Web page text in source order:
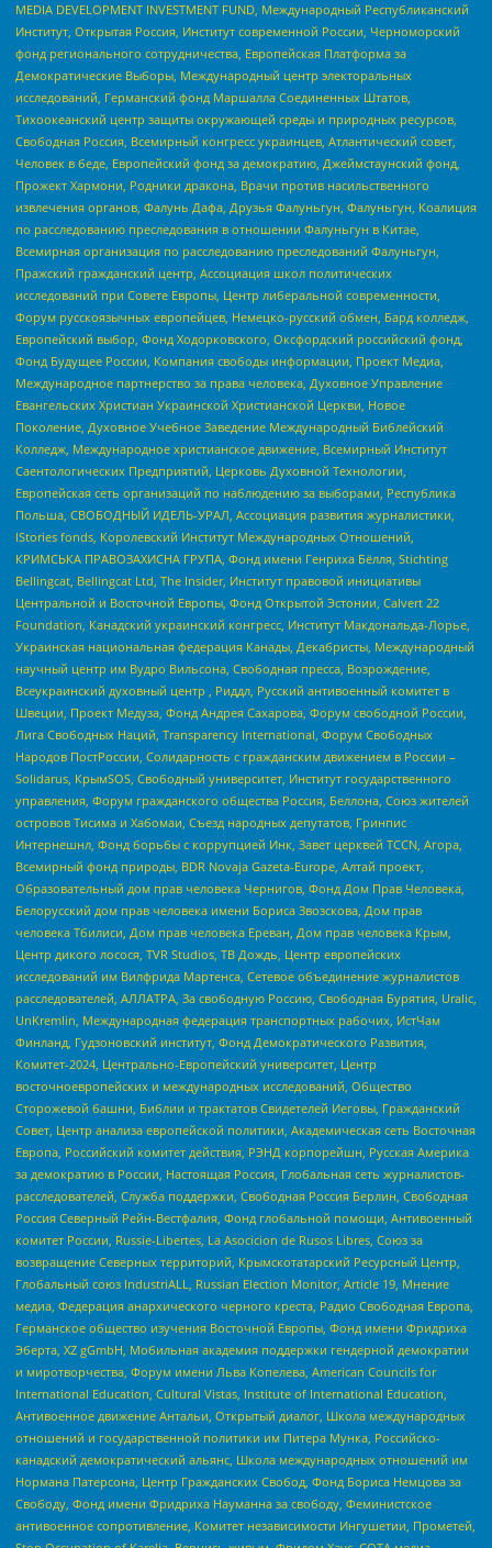
MEDIA DEVELOPMENT INVESTMENT FUND, Международный Республиканский
Институт, Открытая Россия, Институт современной России, Черноморский
фонд регионального сотрудничества, Европейская Платформа за
Демократические Выборы, Международный центр электоральных
исследований, Германский фонд Маршалла Соединенных Штатов,
Тихоокеанский центр защиты окружающей среды и природных ресурсов,
Свободная Россия, Всемирный конгресс украинцев, Атлантический совет,
Человек в беде, Европейский фонд за демократию, Джеймстаунский фонд,
Прожект Хармони, Родники дракона, Врачи против насильственного
извлечения органов, Фалунь Дафа, Друзья Фалуньгун, Фалуньгун, Коалиция
по расследованию преследования в отношении Фалуньгун в Китае,
Всемирная организация по расследованию преследований Фалуньгун,
Пражский гражданский центр, Ассоциация школ политических
исследований при Совете Европы, Центр либеральной современности,
Форум русскоязычных европейцев, Немецко-русский обмен, Бард колледж,
Европейский выбор, Фонд Ходорковского, Оксфордский российский фонд,
Фонд Будущее России, Компания свободы информации, Проект Медиа,
Международное партнерство за права человека, Духовное Управление
Евангельских Христиан Украинской Христианской Церкви, Новое
Поколение, Духовное Учебное Заведение Международный Библейский
Колледж, Международное христианское движение, Всемирный Институт
Саентологических Предприятий, Церковь Духовной Технологии,
Европейская сеть организаций по наблюдению за выборами, Республика
Польша, СВОБОДНЫЙ ИДЕЛЬ-УРАЛ, Ассоциация развития журналистики,
IStories fonds, Королевский Институт Международных Отношений,
КРИМСЬКА ПРАВОЗАХИСНА ГРУПА, Фонд имени Генриха Бёлля, Stichting
Bellingcat, Bellingcat Ltd, The Insider, Институт правовой инициативы
Центральной и Восточной Европы, Фонд Открытой Эстонии, Calvert 22
Foundation, Канадский украинский конгресс, Институт Макдональда-Лорье,
Украинская национальная федерация Канады, Декабристы, Международный
научный центр им Вудро Вильсона, Свободная пресса, Возрождение,
Всеукраинский духовный центр , Риддл, Русский антивоенный комитет в
Швеции, Проект Медуза, Фонд Андрея Сахарова, Форум свободной России,
Лига Свободных Наций, Transparеncy International, Форум Свободных
Народов ПостРоссии, Солидарность с гражданским движением в России –
Solidarus, КрымSOS, Свободный университет, Институт государственного
управления, Форум гражданского общества Россия, Беллона, Союз жителей
островов Тисима и Хабомаи, Съезд народных депутатов, Гринпис
Интернешнл, Фонд борьбы с коррупцией Инк, Завет церквей TCCN, Агора,
Всемирный фонд природы, BDR Novaja Gazeta-Europe, Алтай проект,
Образовательный дом прав человека Чернигов, Фонд Дом Прав Человека,
Белорусский дом прав человека имени Бориса Звозскова, Дом прав
человека Тбилиси, Дом прав человека Ереван, Дом прав человека Крым,
Центр дикого лосося, TVR Studios, ТВ Дождь, Центр европейских
исследований им Вилфрида Мартенса, Сетевое объединение журналистов
расследователей, АЛЛАТРА, За свободную Россию, Свободная Бурятия, Uralic,
UnKremlin, Международная федерация транспортных рабочих, ИстЧам
Финланд, Гудзоновский институт, Фонд Демократического Развития,
Комитет-2024, Центрально-Европейский университет, Центр
восточноевропейских и международных исследований, Общество
Сторожевой башни, Библии и трактатов Свидетелей Иеговы, Гражданский
Совет, Центр анализа европейской политики, Академическая сеть Восточная
Европа, Российский комитет действия, РЭНД корпорейшн, Русская Америка
за демократию в России, Настоящая Россия, Глобальная сеть журналистов-
расследователей, Служба поддержки, Свободная Россия Берлин, Свободная
Россия Северный Рейн-Вестфалия, Фонд глобальной помощи, Антивоенный
комитет России, Russie-Libertes, La Asocicion de Rusos Libres, Союз за
возвращение Северных территорий, Крымскотатарский Ресурсный Центр,
Глобальный союз IndustriALL, Russian Election Monitor, Article 19, Мнение
медиа, Федерация анархического черного креста, Радио Свободная Европа,
Германское общество изучения Восточной Европы, Фонд имени Фридриха
Эберта, XZ gGmbH, Мобильная академия поддержки гендерной демократии
и миротворчества, Форум имени Льва Копелева, American Councils for
International Education, Cultural Vistas, Institute of International Education,
Антивоенное движение Антальи, Открытый диалог, Школа международных
отношений и государственной политики им Питера Мунка, Российско-
канадский демократический альянс, Школа международных отношений им
Нормана Патерсона, Центр Гражданских Свобод, Фонд Бориса Немцова за
Свободу, Фонд имени Фридриха Науманна за свободу, Феминистское
антивоенное сопротивление, Комитет независимости Ингушетии, Прометей,